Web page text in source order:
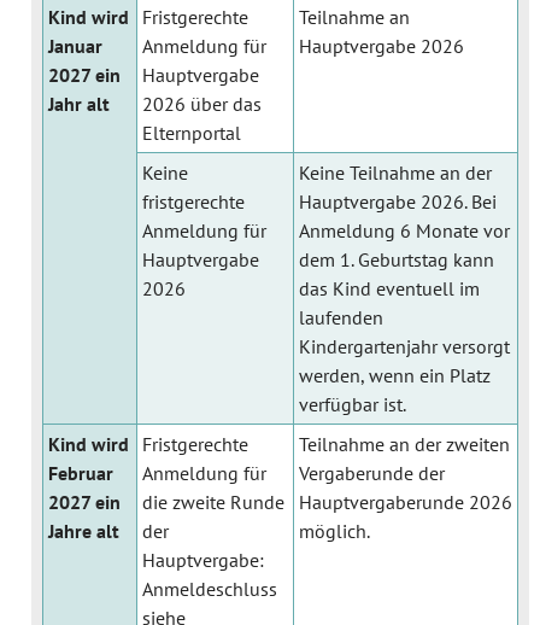
Kind wird
Januar
2027 ein
Jahr alt
Fristgerechte
Anmeldung für
Hauptvergabe
2026 über das
Elternportal
Teilnahme an
Hauptvergabe 2026
Keine
fristgerechte
Anmeldung für
Hauptvergabe
2026
Keine Teilnahme an der
Hauptvergabe 2026. Bei
Anmeldung 6 Monate vor
dem 1. Geburtstag kann
das Kind eventuell im
laufenden
Kindergartenjahr versorgt
werden, wenn ein Platz
verfügbar ist.
Kind wird
Februar
2027 ein
Jahre alt
Fristgerechte
Anmeldung für
die zweite Runde
der
Hauptvergabe:
Anmeldeschluss
siehe
Teilnahme an der zweiten
Vergaberunde der
Hauptvergaberunde 2026
möglich.